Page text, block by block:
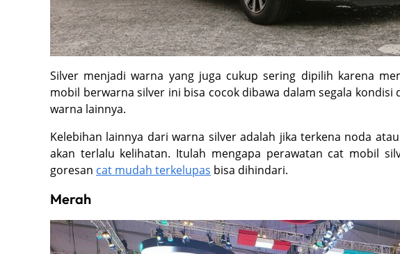
Silver menjadi warna yang juga cukup sering dipilih karena
mobil berwarna silver ini bisa cocok dibawa dalam segala
warna lainnya.
Kelebihan lainnya dari warna silver adalah jika terkena noda
akan terlalu kelihatan. Itulah mengapa perawatan cat mobil
goresan cat mudah terkelupas bisa dihindari.
Merah